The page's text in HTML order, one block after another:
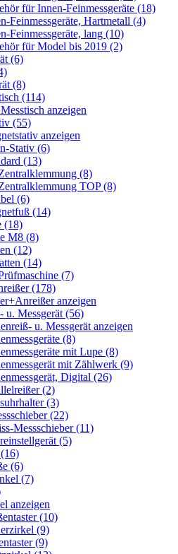
für Innen-Feinmessgeräte (18)
Feinmessgeräte, Hartmetall (4)
Feinmessgeräte, lang (10)
für Model bis 2019 (2)
(6)
(8)
(114)
anzeigen
(55)
anzeigen
Stativ (6)
(13)
(8)
TOP (8)
(6)
(14)
(18)
M8 (8)
(12)
(14)
(7)
(178)
anzeigen
u. Messgerät (56)
u. Messgerät anzeigen
(8)
mit Lupe (8)
mit Zählwerk (9)
Digital (26)
(2)
(3)
(22)
Messschieber (11)
(5)
(6)
(7)
anzeigen
(10)
(9)
(9)